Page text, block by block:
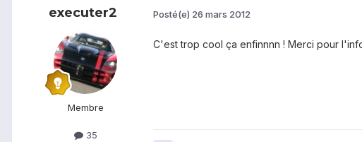
executer2
Membre
35
Posté(e) 26 mars 2012
C'est trop cool ça enfinnnn ! Merci pour